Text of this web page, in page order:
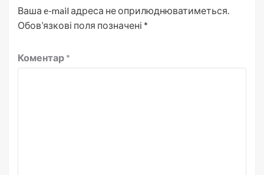
Ваша e-mail адреса не оприлюднюватиметься.
Обов’язкові поля позначені *
Коментар *